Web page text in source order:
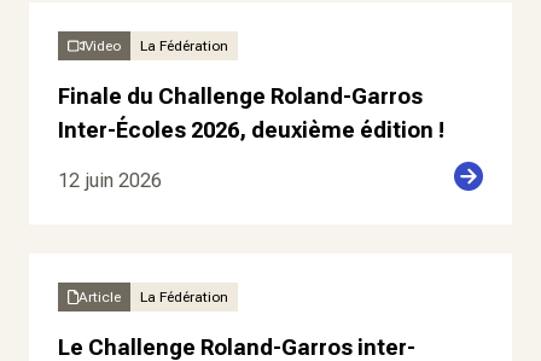
Video La Fédération
Finale du Challenge Roland-Garros
Inter-Écoles 2026, deuxième édition !
12 juin 2026
Article La Fédération
Le Challenge Roland-Garros inter-